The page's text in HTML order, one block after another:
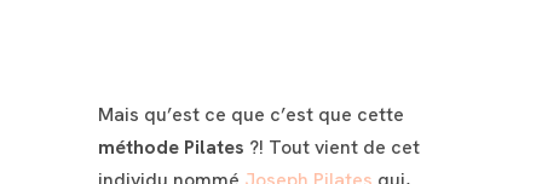
Mais qu’est ce que c’est que cette
méthode Pilates ?! Tout vient de cet